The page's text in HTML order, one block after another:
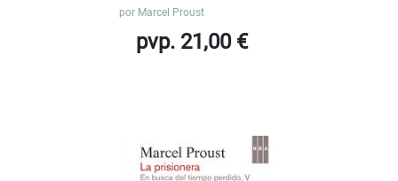
por Marcel Proust
pvp. 21,00 €